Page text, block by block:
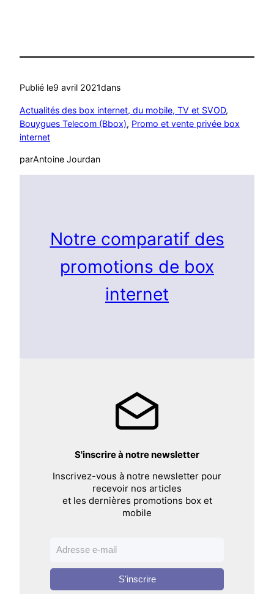
Publié le9 avril 2021dans
Actualités des box internet, du mobile, TV et SVOD
Bouygues Telecom (Bbox), Promo et vente privée box
internet
parAntoine Jourdan
Notre comparatif des
promotions de box
internet
S'inscrire à notre newsletter
Inscrivez-vous à notre newsletter pour
recevoir nos articles
et les dernières promotions box et
mobile
S'inscrire